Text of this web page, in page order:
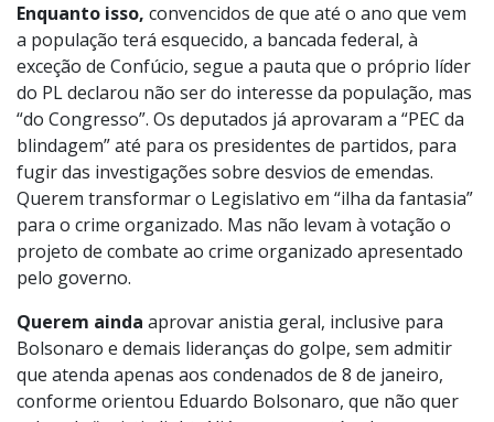
Enquanto isso, convencidos de que até o ano que vem
a população terá esquecido, a bancada federal, à
exceção de Confúcio, segue a pauta que o próprio líder
do PL declarou não ser do interesse da população, mas
“do Congresso”. Os deputados já aprovaram a “PEC da
blindagem” até para os presidentes de partidos, para
fugir das investigações sobre desvios de emendas.
Querem transformar o Legislativo em “ilha da fantasia”
para o crime organizado. Mas não levam à votação o
projeto de combate ao crime organizado apresentado
pelo governo.
Querem ainda aprovar anistia geral, inclusive para
Bolsonaro e demais lideranças do golpe, sem admitir
que atenda apenas aos condenados de 8 de janeiro,
conforme orientou Eduardo Bolsonaro, que não quer